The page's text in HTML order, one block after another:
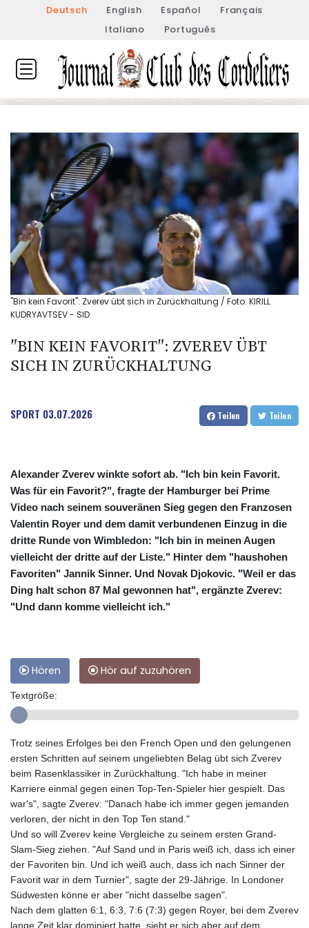
Deutsch English Español
Français
Italiano
Português
"Bin kein Favorit": Zverev übt sich in Zurückhaltung / Foto: KIRILL
KUDRYAVTSEV - SID
"BIN KEIN FAVORIT": ZVEREV ÜBT
SICH IN ZURÜCKHALTUNG
SPORT 03.07.2026 Teilen Teilen
Alexander Zverev winkte sofort ab. "Ich bin kein Favorit.
Was für ein Favorit?", fragte der Hamburger bei Prime
Video nach seinem souveränen Sieg gegen den Franzosen
Valentin Royer und dem damit verbundenen Einzug in die
dritte Runde von Wimbledon: "Ich bin in meinen Augen
vielleicht der dritte auf der Liste." Hinter dem "haushohen
Favoriten" Jannik Sinner. Und Novak Djokovic. "Weil er das
Ding halt schon 87 Mal gewonnen hat", ergänzte Zverev:
"Und dann komme vielleicht ich."
Hören Hör auf zuzuhören
Textgröße:
Trotz seines Erfolges bei den French Open und den gelungenen
ersten Schritten auf seinem ungeliebten Belag übt sich Zverev
beim Rasenklassiker in Zurückhaltung. "Ich habe in meiner
Karriere einmal gegen einen Top-Ten-Spieler hier gespielt. Das
war's", sagte Zverev: "Danach habe ich immer gegen jemanden
verloren, der nicht in den Top Ten stand."
Und so will Zverev keine Vergleiche zu seinem ersten Grand-
Slam-Sieg ziehen. "Auf Sand und in Paris weiß ich, dass ich einer
der Favoriten bin. Und ich weiß auch, dass ich nach Sinner der
Favorit war in dem Turnier", sagte der 29-Jährige. In Londoner
Südwesten könne er aber "nicht dasselbe sagen".
Nach dem glatten 6:1, 6:3, 7:6 (7:3) gegen Royer, bei dem Zverev
lange Zeit klar dominiert hatte, sieht er sich aber auf dem